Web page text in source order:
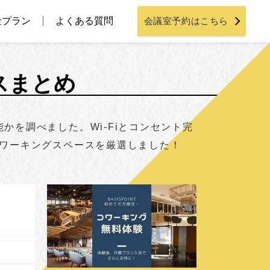
ラン よくある質問 会議室予約はこちら
まとめ
かを調べました。Wi-Fiとコンセント完
ーキングスペースを厳選しました！